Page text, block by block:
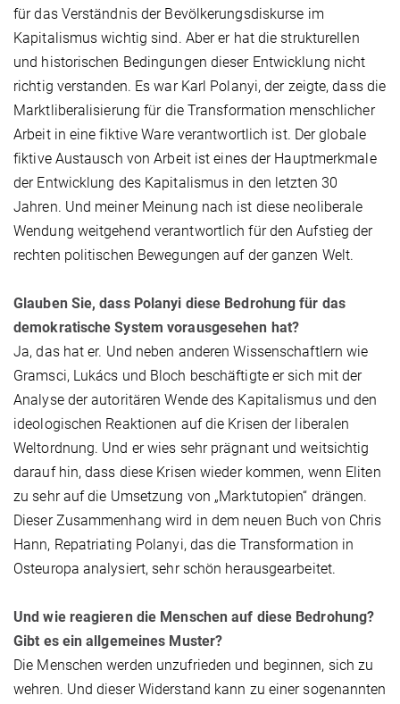
für das Verständnis der Bevölkerungsdiskurse im
Kapitalismus wichtig sind. Aber er hat die strukturellen
und historischen Bedingungen dieser Entwicklung nicht
richtig verstanden. Es war Karl Polanyi, der zeigte, dass die
Marktliberalisierung für die Transformation menschlicher
Arbeit in eine fiktive Ware verantwortlich ist. Der globale
fiktive Austausch von Arbeit ist eines der Hauptmerkmale
der Entwicklung des Kapitalismus in den letzten 30
Jahren. Und meiner Meinung nach ist diese neoliberale
Wendung weitgehend verantwortlich für den Aufstieg der
rechten politischen Bewegungen auf der ganzen Welt.
Glauben Sie, dass Polanyi diese Bedrohung für das
demokratische System vorausgesehen hat?
Ja, das hat er. Und neben anderen Wissenschaftlern wie
Gramsci, Lukács und Bloch beschäftigte er sich mit der
Analyse der autoritären Wende des Kapitalismus und den
ideologischen Reaktionen auf die Krisen der liberalen
Weltordnung. Und er wies sehr prägnant und weitsichtig
darauf hin, dass diese Krisen wieder kommen, wenn Eliten
zu sehr auf die Umsetzung von „Marktutopien“ drängen.
Dieser Zusammenhang wird in dem neuen Buch von Chris
Hann, Repatriating Polanyi, das die Transformation in
Osteuropa analysiert, sehr schön herausgearbeitet.
Und wie reagieren die Menschen auf diese Bedrohung?
Gibt es ein allgemeines Muster?
Die Menschen werden unzufrieden und beginnen, sich zu
wehren. Und dieser Widerstand kann zu einer sogenannten